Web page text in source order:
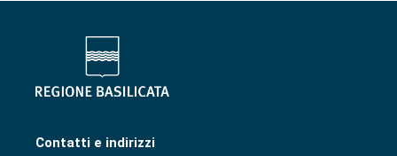
Contatti e indirizzi